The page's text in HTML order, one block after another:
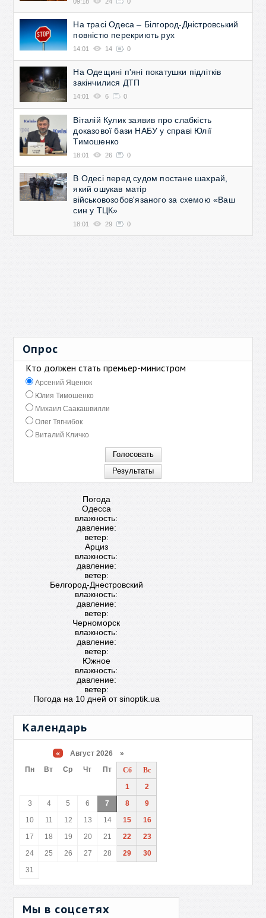
На трасі Одеса – Білгород-Дністровський
повністю перекриють рух
14:01 14 0
На Одещині п'яні покатушки підлітків
закінчилися ДТП
14:01 6 0
Віталій Кулик заявив про слабкість
доказової бази НАБУ у справі Юлії
Тимошенко
18:01 26 0
В Одесі перед судом постане шахрай,
який ошукав матір
військовозобов'язаного за схемою «Ваш
син у ТЦК»
18:01 29 0
Опрос
Кто должен стать премьер-министром
Арсений Яценюк
Юлия Тимошенко
Михаил Саакашвилли
Олег Тягнибок
Виталий Кличко
Погода
Одесса
влажность:
давление:
ветер:
Арциз
влажность:
давление:
ветер:
Белгород-Днестровский
влажность:
давление:
ветер:
Черноморск
влажность:
давление:
ветер:
Южное
влажность:
давление:
ветер:
Погода на 10 дней отsinoptik.ua
Календарь
« Август 2026 »
Пн
Вт Ср Чт Пт Сб
Вс
1
2
3
4 5 6 7 8
9
10
11 12 13 14 15
16
17
18 19 20 21 22
23
24
25 26 27 28 29
30
31
Мы в соцсетях